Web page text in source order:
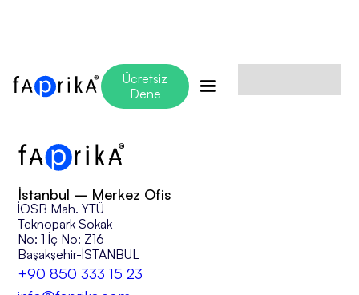
Ücretsiz
Dene
No items found.
İstanbul – Merkez Ofis
İOSB Mah. YTÜ
Teknopark Sokak
No: 1 İç No: Z16
Başakşehir-İSTANBUL
+90 850 333 15 23